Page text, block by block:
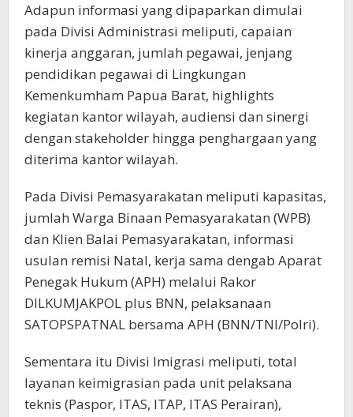
Adapun informasi yang dipaparkan dimulai
pada Divisi Administrasi meliputi, capaian
kinerja anggaran, jumlah pegawai, jenjang
pendidikan pegawai di Lingkungan
Kemenkumham Papua Barat, highlights
kegiatan kantor wilayah, audiensi dan sinergi
dengan stakeholder hingga penghargaan yang
diterima kantor wilayah.
Pada Divisi Pemasyarakatan meliputi kapasitas,
jumlah Warga Binaan Pemasyarakatan (WPB)
dan Klien Balai Pemasyarakatan, informasi
usulan remisi Natal, kerja sama dengab Aparat
Penegak Hukum (APH) melalui Rakor
DILKUMJAKPOL plus BNN, pelaksanaan
SATOPSPATNAL bersama APH (BNN/TNI/Polri).
Sementara itu Divisi Imigrasi meliputi, total
layanan keimigrasian pada unit pelaksana
teknis (Paspor, ITAS, ITAP, ITAS Perairan),